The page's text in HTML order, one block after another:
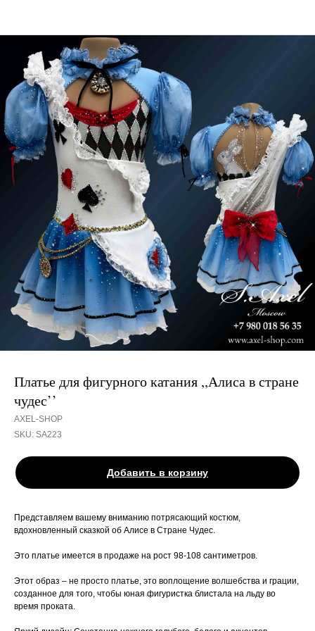
Платье для фигурного катания ,,Алиса в стране
чудес’’
AXEL-SHOP
SKU: SA223
Добавить в корзину
Представляем вашему вниманию потрясающий костюм,
вдохновленный сказкой об Алисе в Стране Чудес.
Это платье имеется в продаже на рост 98-108 сантиметров.
Этот образ – не просто платье, это воплощение волшебства и грации,
созданное для того, чтобы юная фигуристка блистала на льду во
время проката.